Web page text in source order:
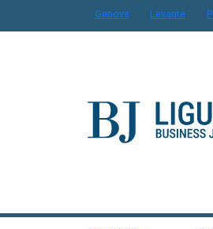
Genova Levante